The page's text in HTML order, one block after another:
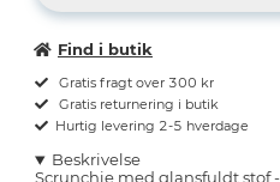
Find i butik
Gratis fragt over 300 kr
Gratis returnering i butik
Hurtig levering 2-5 hverdage
Beskrivelse
Scrunchie med glansfuldt stof